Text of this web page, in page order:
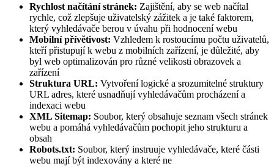
Rychlost načítání stránek: Zajištění, aby se web načítal
rychle, což zlepšuje uživatelský zážitek a je také faktorem,
který vyhledávače berou v úvahu při hodnocení webu
Mobilní přívětivost: Vzhledem k rostoucímu počtu uživatelů,
kteří přistupují k webu z mobilních zařízení, je důležité, aby
byl web optimalizován pro různé velikosti obrazovek a
zařízení
Struktura URL: Vytvoření logické a srozumitelné struktury
URL adres, které usnadňují vyhledávačům procházení a
indexaci webu
XML Sitemap: Soubor, který obsahuje seznam všech stránek
webu a pomáhá vyhledávačům pochopit jeho strukturu a
obsah
Robots.txt: Soubor, který instruuje vyhledávače, které části
webu mají být indexovány a které ne